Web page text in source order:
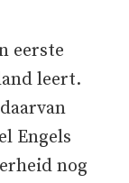
eerste
leert.
Engels
nog